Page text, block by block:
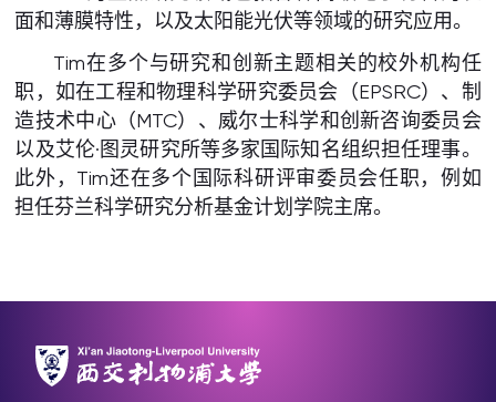
面和薄膜特性，以及太阳能光伏等领域的研究应用。
Tim在多个与研究和创新主题相关的校外机构任
职，如在工程和物理科学研究委员会（EPSRC）、制
造技术中心（MTC）、威尔士科学和创新咨询委员会
以及艾伦·图灵研究所等多家国际知名组织担任理事。
此外，Tim还在多个国际科研评审委员会任职，例如
担任芬兰科学研究分析基金计划学院主席。